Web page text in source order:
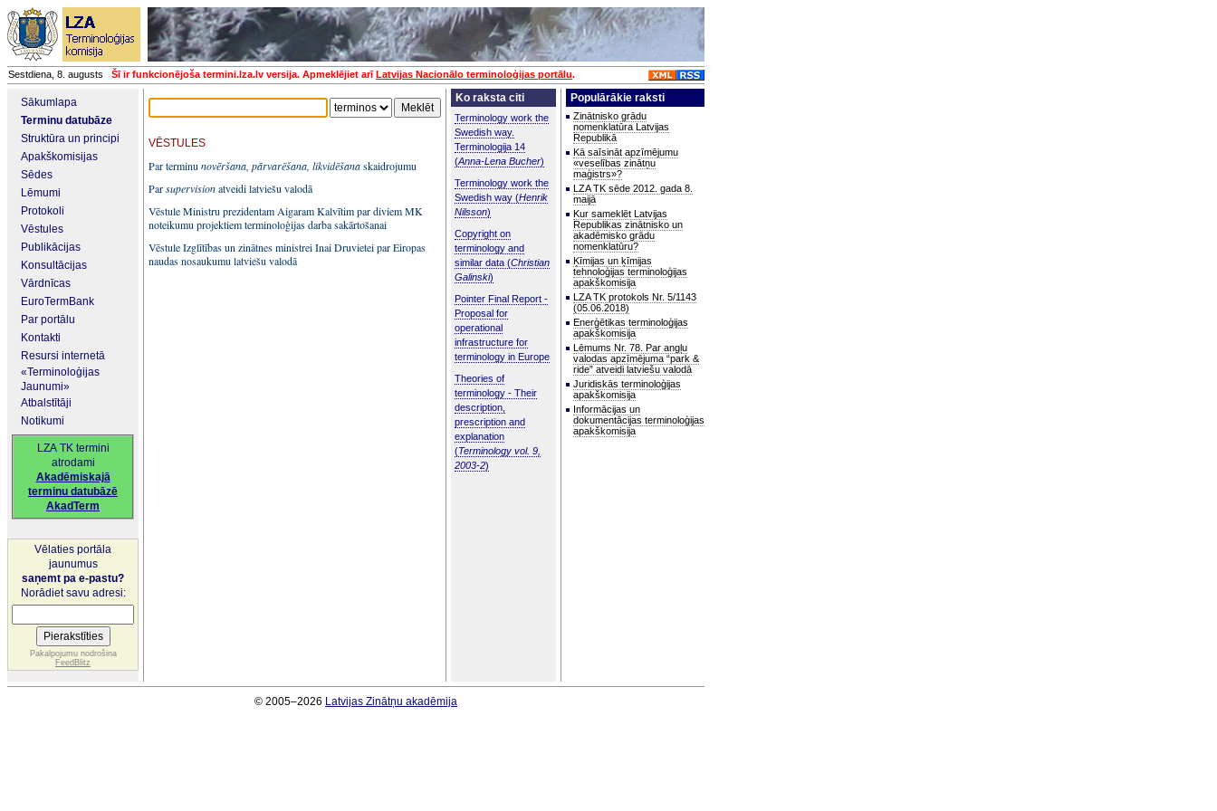
Sestdiena, 8. augusts Šī ir funkcionējoša termini.lza.lv versija. Apmeklējiet arīLatvijas Nacionālo terminoloģijas portālu.
Sākumlapa
Terminu datubāze
Struktūra un principi
Apakškomisijas
Sēdes
Lēmumi
Protokoli
Vēstules
Publikācijas
Konsultācijas
Vārdnīcas
EuroTermBank
Par portālu
Kontakti
Resursi internetā
«Terminoloģijas
Jaunumi»
Atbalstītāji
Notikumi
LZA TK termini
atrodami
Akadēmiskajā
terminu datubāzē
AkadTerm
Vēlaties portāla
jaunumus
saņemt pa e-pastu?
Norādiet savu adresi:
Pakalpojumu nodrošina
FeedBlitz
VĒSTULES
Par terminu novēršana, pārvarēšana, likvidēšanaskaidrojumu
Parsupervisionatveidi latviešu valodā
Vēstule Ministru prezidentam Aigaram Kalvītim par diviem MK
noteikumu projektiem terminoloģijas darba sakārtošanai
Vēstule Izglītības un zinātnes ministrei Inai Druvietei par Eiropas
naudas nosaukumu latviešu valodā
Ko raksta citi
Terminology work the
Swedish way.
Terminologija 14
(Anna-Lena Bucher)
Terminology work the
Swedish way (Henrik
Nilsson)
Copyright on
terminology and
similar data (Christian
Galinski)
Pointer Final Report -
Proposal for
operational
infrastructure for
terminology in Europe
Theories of
terminology - Their
description,
prescription and
explanation
(Terminology vol. 9,
2003-2)
Populārākie raksti
Zinātnisko grādu
nomenklatūra Latvijas
Republikā
Kā saīsināt apzīmējumu
«veselības zinātņu
maģistrs»?
LZA TK sēde 2012. gada 8.
maijā
Kur sameklēt Latvijas
Republikas zinātnisko un
akadēmisko grādu
nomenklatūru?
Ķīmijas un ķīmijas
tehnoloģijas terminoloģijas
apakškomisija
LZA TK protokols Nr. 5/1143
(05.06.2018)
Enerģētikas terminoloģijas
apakškomisija
Lēmums Nr. 78. Par angļu
valodas apzīmējuma “park &
ride” atveidi latviešu valodā
Juridiskās terminoloģijas
apakškomisija
Informācijas un
dokumentācijas terminoloģijas
apakškomisija
© 2005–2026 Latvijas Zinātņu akadēmija